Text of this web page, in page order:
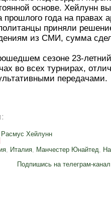
основе. Хейлунн
прошлого года на правах
приняли
из СМИ, сумма
сезоне 23-
во всех турнирах,
передачами.
Расмус Хейлунн
, Италия, Манчестер Юнайтед,
Подпишись на телеграм-